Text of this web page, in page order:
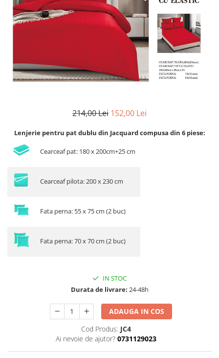
Lenjerii de pat Bumbac 100%
Lenjerii de pat Cocolino
Lenjerii de pat Finet + 2 Draperii
Lenjerii de pat Saten 4 piese cu
elastic
214,00 Lei 152,00 Lei
Lenjerie pentru pat dublu din Jacquard compusa din 6 piese:
Cearceaf pat: 180 x 200cm+25 cm
Cearceaf pilota: 200 x 230 cm
Fata perna: 55 x 75 cm (2 buc)
Fata perna: 70 x 70 cm (2 buc)
IN STOC
Durata de livrare: 24-48h
ADAUGA IN COS
Cod Produs: JC4
Ai nevoie de ajutor? 0731129023